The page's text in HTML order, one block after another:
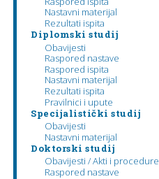
Nastavni materijal
Rezultati ispita
Diplomski studij
Obavijesti
Raspored nastave
Raspored ispita
Nastavni materijal
Rezultati ispita
Pravilnici i upute
Specijalistički studij
Obavijesti
Nastavni materijal
Doktorski studij
Obavijesti / Akti i procedure
Raspored nastave